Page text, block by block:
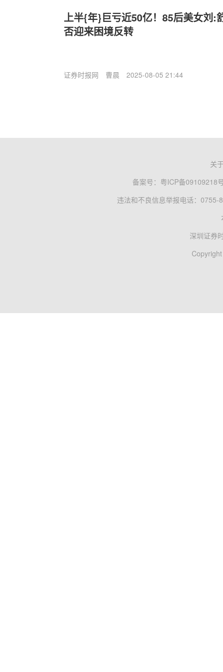
上半{年}巨亏近50亿！85后美女刘:
否迎来困境反转
证券时报网 曹晨 2025-08-05 21:44
关
备案号： 粤ICP备09109218
违法和不良信息举报电话：0755-
深圳证券